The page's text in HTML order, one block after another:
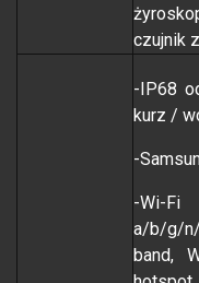
czujnik
-IP68
kurz /
-
-Wi-
a/b/g/n/
band,